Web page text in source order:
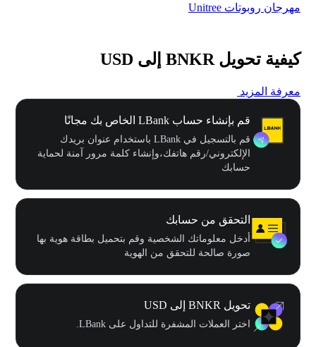
مهرجان روبوتات Unitree
كيفية تحويل BNKR إلى USD
معرفة المزيد
قم بإنشاء حساب LBank الخاص بك مجانًا
قم بالتسجيل في LBank باستخدام عنوان بريدك
الإلكتروني/رقم هاتفك،وإنشاء كلمة مرور آمنة لحماية
حسابك
التحقق من حسابك
أدخل معلوماتك الشخصية وقم بتحميل بطاقة هوية بها
صورة صالحة للتحقق من الهوية
تحويل BNKR إلى USD
اختر العملات المشفرة للتداول على LBank.